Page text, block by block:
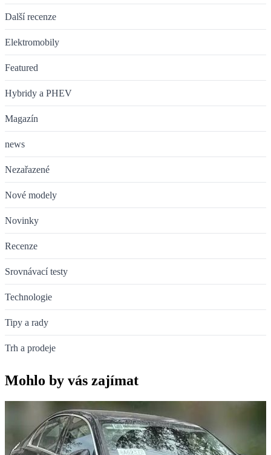
Další recenze
Elektromobily
Featured
Hybridy a PHEV
Magazín
news
Nezařazené
Nové modely
Novinky
Recenze
Srovnávací testy
Technologie
Tipy a rady
Trh a prodeje
Mohlo by vás zajímat